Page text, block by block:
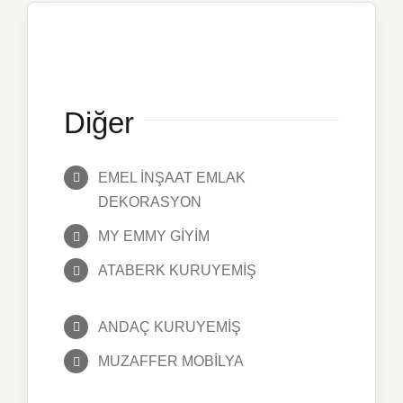
Diğer
EMEL İNŞAAT EMLAK
DEKORASYON
MY EMMY GİYİM
ATABERK KURUYEMİŞ
ANDAÇ KURUYEMİŞ
MUZAFFER MOBİLYA